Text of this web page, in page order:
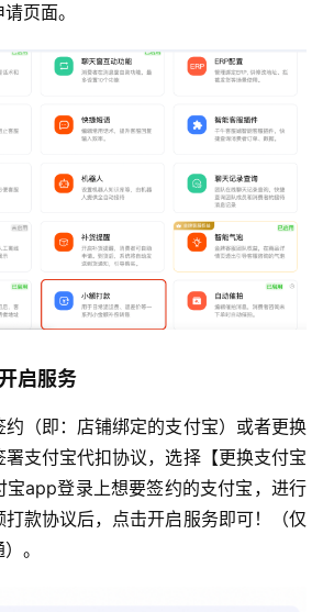
页面。
启服务
（即：店铺绑定的支付宝）或者更换
支付宝代扣协议，选择【更换支付宝
宝app登录上想要签约的支付宝，进行
款协议后，点击开启服务即可！（仅
。